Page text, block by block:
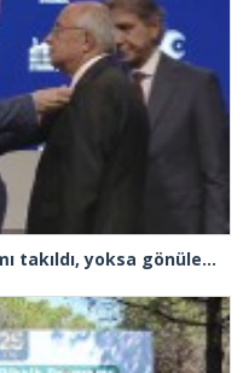
AK Parti rozeti sadece yakaya mı takıldı, yoksa gönüle takılmadı mı?